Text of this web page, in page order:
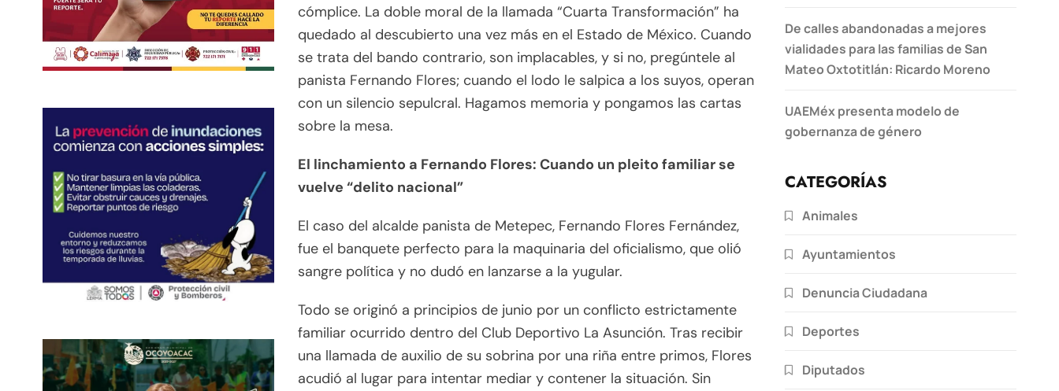
cómplice. La doble moral de la llamada “Cuarta Transformación” ha
quedado al descubierto una vez más en el Estado de México. Cuando
se trata del bando contrario, son implacables, y si no, pregúntele al
panista Fernando Flores; cuando el lodo le salpica a los suyos, operan
con un silencio sepulcral. Hagamos memoria y pongamos las cartas
sobre la mesa.
El linchamiento a Fernando Flores: Cuando un pleito familiar se
vuelve “delito nacional”
El caso del alcalde panista de Metepec, Fernando Flores Fernández,
fue el banquete perfecto para la maquinaria del oficialismo, que olió
sangre política y no dudó en lanzarse a la yugular.
Todo se originó a principios de junio por un conflicto estrictamente
familiar ocurrido dentro del Club Deportivo La Asunción. Tras recibir
una llamada de auxilio de su sobrina por una riña entre primos, Flores
acudió al lugar para intentar mediar y contener la situación. Sin
De calles abandonadas a mejores
vialidades para las familias de San
Mateo Oxtotitlán: Ricardo Moreno
UAEMéx presenta modelo de
gobernanza de género
CATEGORÍAS
Animales
Ayuntamientos
Denuncia Ciudadana
Deportes
Diputados